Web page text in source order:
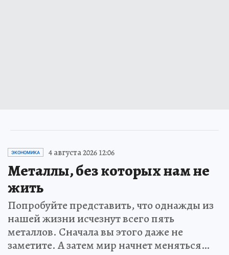
ЭКОНОМИКА 4 августа 2026 12:06
Металлы, без которых нам не
жить
Попробуйте представить, что однажды из
нашей жизни исчезнут всего пять
металлов. Сначала вы этого даже не
заметите. А затем мир начнет меняться…